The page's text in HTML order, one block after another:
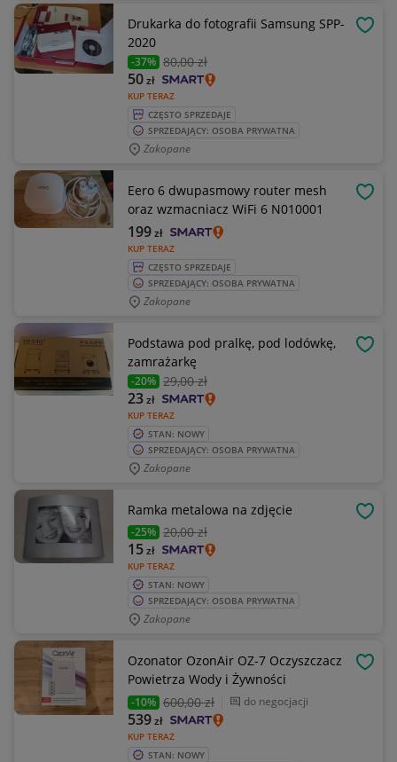
Drukarka do fotografii Samsung SPP-
2020
-37% 80,00 zł
KUP TERAZ
50zł
CZĘSTO SPRZEDAJE
SPRZEDAJĄCY: OSOBA PRYWATNA
Zakopane
Eero 6 dwupasmowy router mesh
oraz wzmacniacz WiFi 6 N010001
KUP TERAZ
199zł
CZĘSTO SPRZEDAJE
SPRZEDAJĄCY: OSOBA PRYWATNA
Zakopane
Podstawa pod pralkę, pod lodówkę,
zamrażarkę
-20% 29,00 zł
KUP TERAZ
23zł
STAN: NOWY
SPRZEDAJĄCY: OSOBA PRYWATNA
Zakopane
Ramka metalowa na zdjęcie
-25% 20,00 zł
KUP TERAZ
15zł
STAN: NOWY
SPRZEDAJĄCY: OSOBA PRYWATNA
Zakopane
Ozonator OzonAir OZ-7 Oczyszczacz
Powietrza Wody i Żywności
-10% 600,00 zł do negocjacji
KUP TERAZ
539zł
STAN: NOWY